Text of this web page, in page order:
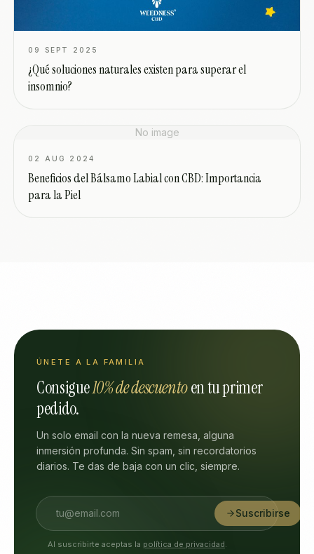
09 SEPT 2025
¿Qué soluciones naturales existen para superar el
insomnio?
No image
02 AUG 2024
Beneficios del Bálsamo Labial con CBD: Importancia
para la Piel
ÚNETE A LA FAMILIA
Consigue10% de descuentoen tu primer
pedido.
Un solo email con la nueva remesa, alguna
inmersión profunda. Sin spam, sin recordatorios
diarios. Te das de baja con un clic, siempre.
Suscribirse
Al suscribirte aceptas la política de privacidad